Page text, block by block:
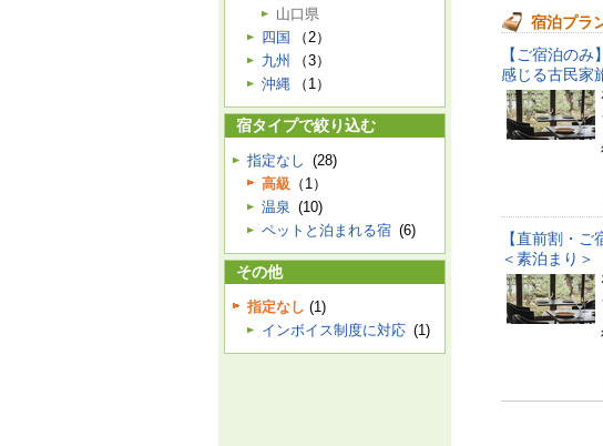
山口県
四国
（2）
九州
（3）
沖縄
（1）
宿タイプで絞り込む
指定なし (28)
高級 （1）
温泉 (10)
ペットと泊まれる宿 (6)
その他
指定なし (1)
インボイス制度に対応 (1)
宿泊プラ
【ご宿泊の
感じる古民家
【直前割・
＜素泊まり＞